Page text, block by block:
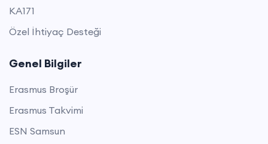
KA171
Özel İhtiyaç Desteği
Genel Bilgiler
Erasmus Broşür
Erasmus Takvimi
ESN Samsun